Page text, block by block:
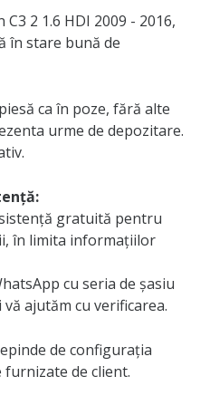
2 1.6 HDI 2009 - 2016,
în stare bună de
ca în poze, fără alte
urme de depozitare.
gratuită pentru
în limita informațiilor
cu seria de șasiu
ajutăm cu verificarea.
de configurația
de client.